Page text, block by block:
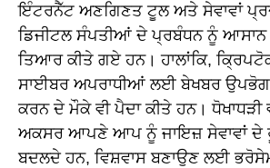
ਇੰਟਰਨੈੱਟ ਅਣਗਿਣਤ ਟੂਲ ਅਤੇ ਸੇਵਾਵਾਂ
ਡਿਜੀਟਲ ਸੰਪਤੀਆਂ ਦੇ ਪ੍ਰਬੰਧਨ ਨੂੰ
ਤਿਆਰ ਕੀਤੇ ਗਏ ਹਨ। ਹਾਲਾਂਕਿ,
ਸਾਈਬਰ ਅਪਰਾਧੀਆਂ ਲਈ ਬੇਖਬਰ
ਕਰਨ ਦੇ ਮੌਕੇ ਵੀ ਪੈਦਾ ਕੀਤੇ ਹਨ। ਧੋਖਾਧੜੀ
ਅਕਸਰ ਆਪਣੇ ਆਪ ਨੂੰ ਜਾਇਜ਼ ਸੇਵਾਵਾਂ ਦੇ
ਬਦਲਦੇ ਹਨ, ਵਿਸ਼ਵਾਸ ਬਣਾਉਣ ਲਈ